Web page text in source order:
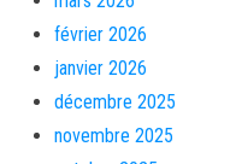
février 2026
janvier 2026
décembre 2025
novembre 2025